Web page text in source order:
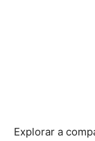
Explorar a